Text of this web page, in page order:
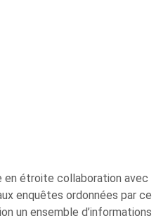
en étroite collaboration avec
enquêtes ordonnées par ce
un ensemble d’informations